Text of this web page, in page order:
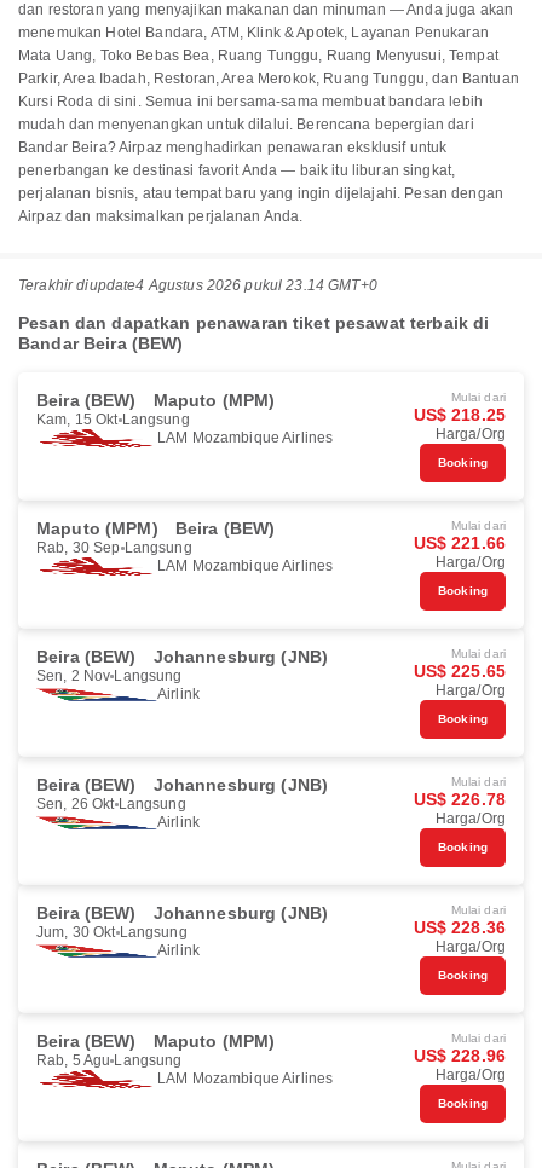
dan restoran yang menyajikan makanan dan minuman — Anda juga akan
menemukan Hotel Bandara, ATM, Klink & Apotek, Layanan Penukaran
Mata Uang, Toko Bebas Bea, Ruang Tunggu, Ruang Menyusui, Tempat
Parkir, Area Ibadah, Restoran, Area Merokok, Ruang Tunggu, dan Bantuan
Kursi Roda di sini. Semua ini bersama-sama membuat bandara lebih
mudah dan menyenangkan untuk dilalui. Berencana bepergian dari
Bandar Beira? Airpaz menghadirkan penawaran eksklusif untuk
penerbangan ke destinasi favorit Anda — baik itu liburan singkat,
perjalanan bisnis, atau tempat baru yang ingin dijelajahi. Pesan dengan
Airpaz dan maksimalkan perjalanan Anda.
Terakhir diupdate4 Agustus 2026 pukul 23.14 GMT+0
Pesan dan dapatkan penawaran tiket pesawat terbaik di
Bandar Beira (BEW)
Beira (BEW) Maputo (MPM)
Kam, 15 Okt Langsung
LAM Mozambique Airlines
Mulai dari
US$ 218.25
Harga/Org
Booking
Maputo (MPM) Beira (BEW)
Rab, 30 Sep Langsung
LAM Mozambique Airlines
Mulai dari
US$ 221.66
Harga/Org
Booking
Beira (BEW) Johannesburg (JNB)
Sen, 2 Nov Langsung
Airlink
Mulai dari
US$ 225.65
Harga/Org
Booking
Beira (BEW) Johannesburg (JNB)
Sen, 26 Okt Langsung
Airlink
Mulai dari
US$ 226.78
Harga/Org
Booking
Beira (BEW) Johannesburg (JNB)
Jum, 30 Okt Langsung
Airlink
Mulai dari
US$ 228.36
Harga/Org
Booking
Beira (BEW) Maputo (MPM)
Rab, 5 Agu Langsung
LAM Mozambique Airlines
Mulai dari
US$ 228.96
Harga/Org
Booking